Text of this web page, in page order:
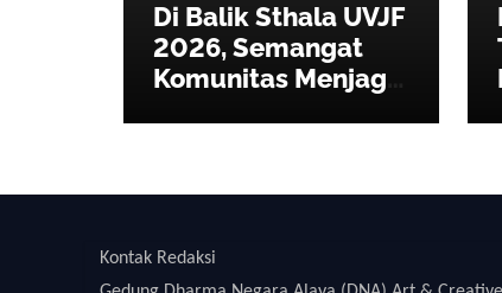
Di Balik Sthala UVJF
2026, Semangat
Komunitas Menjaga
Kontak Redaksi